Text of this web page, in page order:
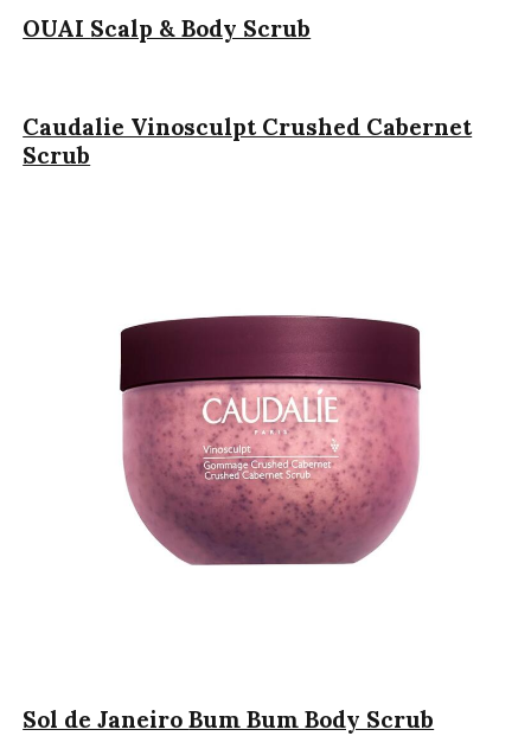
OUAI Scalp & Body Scrub
Caudalie Vinosculpt Crushed Cabernet
Scrub
Sol de JaneiroBum Bum Body Scrub